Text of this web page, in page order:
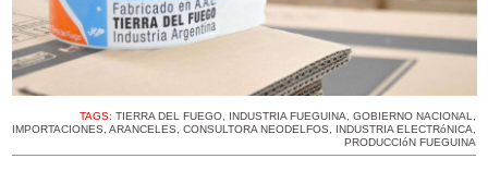
TAGS: TIERRA DEL FUEGO INDUSTRIA FUEGUINA GOBIERNO NACIONAL
IMPORTACIONES ARANCELES CONSULTORA NEODELFOS INDUSTRIA ELECTRóNICA
PRODUCCIóN FUEGUINA